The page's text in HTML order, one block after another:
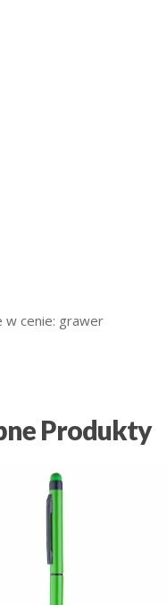
w cenie: grawer
Produkty